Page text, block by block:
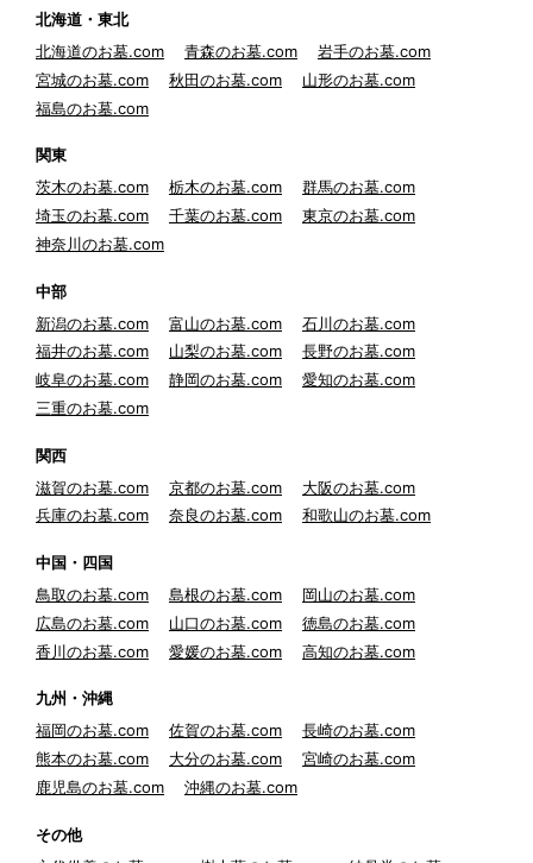
北海道・東北
北海道のお墓.com
青森のお墓.com
岩手のお墓.com
宮城のお墓.com
秋田のお墓.com
山形のお墓.com
福島のお墓.com
関東
茨木のお墓.com
栃木のお墓.com
群馬のお墓.com
埼玉のお墓.com
千葉のお墓.com
東京のお墓.com
神奈川のお墓.com
中部
新潟のお墓.com
富山のお墓.com
石川のお墓.com
福井のお墓.com
山梨のお墓.com
長野のお墓.com
岐阜のお墓.com
静岡のお墓.com
愛知のお墓.com
三重のお墓.com
関西
滋賀のお墓.com
京都のお墓.com
大阪のお墓.com
兵庫のお墓.com
奈良のお墓.com 和歌山のお墓.com
中国・四国
鳥取のお墓.com
島根のお墓.com
岡山のお墓.com
広島のお墓.com
山口のお墓.com
徳島のお墓.com
香川のお墓.com
愛媛のお墓.com 高知のお墓.com
九州・沖縄
福岡のお墓.com
佐賀のお墓.com
長崎のお墓.com
熊本のお墓.com
大分のお墓.com
宮崎のお墓.com
鹿児島のお墓.com
沖縄のお墓.com
その他